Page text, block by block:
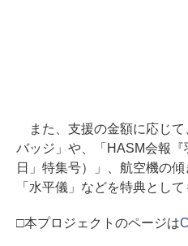
また、支援の金額に応じて
バッジ」や、「HASM会報
日」特集号）」、航空機の
「水平儀」などを特典として
□本プロジェクトのページは